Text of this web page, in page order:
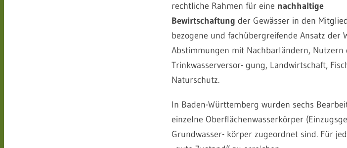
rechtliche Rahmen für eine nachhaltige
Bewirtschaftung der Gewässer in den
bezogene und fachübergreifende Ansatz der
Abstimmungen mit Nachbarländern,
Trinkwasserversor- gung, Landwirtschaft,
Naturschutz.
In Baden-Württemberg wurden sechs
einzelne Oberflächenwasserkörper
Grundwasser- körper zugeordnet sind. Für